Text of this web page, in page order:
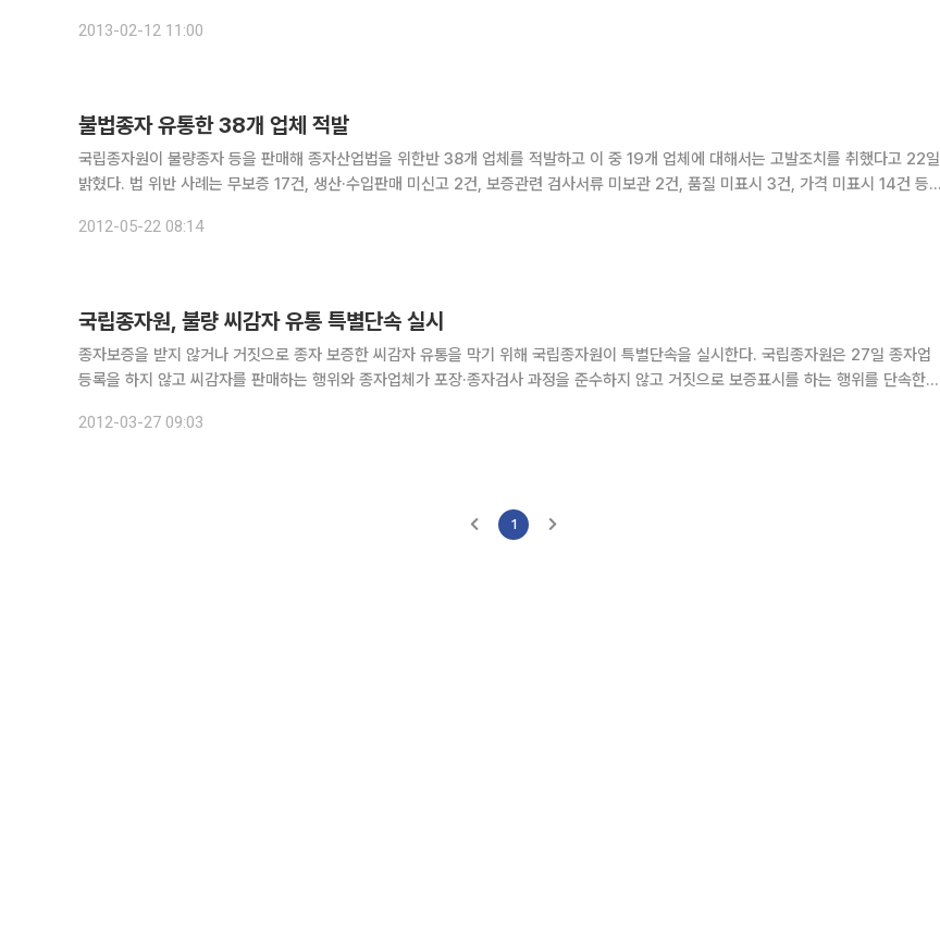
2013-02-12 11:00
불법종자 유통한 38개 업체 적발
국립종자원이 불량종자 등을 판매해 종자산업법을 위한반 38개 업체를 적발하고 이 중 19개 업체에 대해서는 고발조치를 취했다고 22일
밝혔다. 법 위반 사례는 무보증 17건, 생산·수입판매 미신고 2건, 보증관련 검사서류 미보관 2건, 품질 미표시 3건, 가격 미표시 14건 등이
2012-05-22 08:14
국립종자원, 불량 씨감자 유통 특별단속 실시
종자보증을 받지 않거나 거짓으로 종자 보증한 씨감자 유통을 막기 위해 국립종자원이 특별단속을 실시한다. 국립종자원은 27일 종자업
등록을 하지 않고 씨감자를 판매하는 행위와 종자업체가 포장·종자검사 과정을 준수하지 않고 거짓으로 보증표시를 하는 행위를 단속한다
2012-03-27 09:03
1